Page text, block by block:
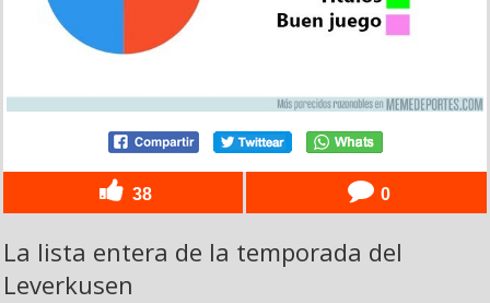
38 0
La lista entera de la temporada del
Leverkusen